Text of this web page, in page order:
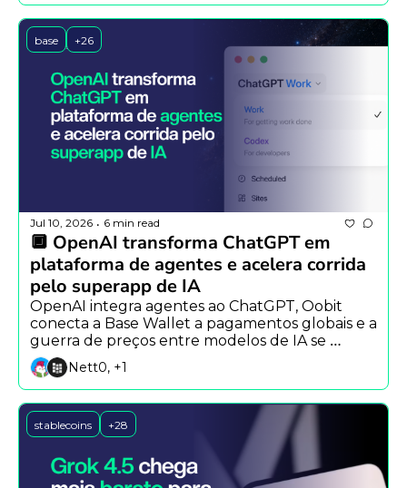
base +26
Jul 10, 2026 • 6 min read
🔲 OpenAI transforma ChatGPT em
plataforma de agentes e acelera corrida
pelo superapp de IA
OpenAI integra agentes ao ChatGPT, Oobit
conecta a Base Wallet a pagamentos globais e a
guerra de preços entre modelos de IA se
intensifica com Meta e SpaceXAI.
Nett0, +1
stablecoins +28